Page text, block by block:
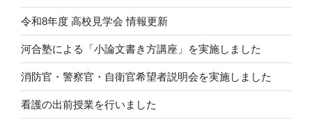
令和8年度 高校見学会 情報更新
河合塾による「小論文書き方講座」を実施しました
消防官・警察官・自衛官希望者説明会を実施しました
看護の出前授業を行いました